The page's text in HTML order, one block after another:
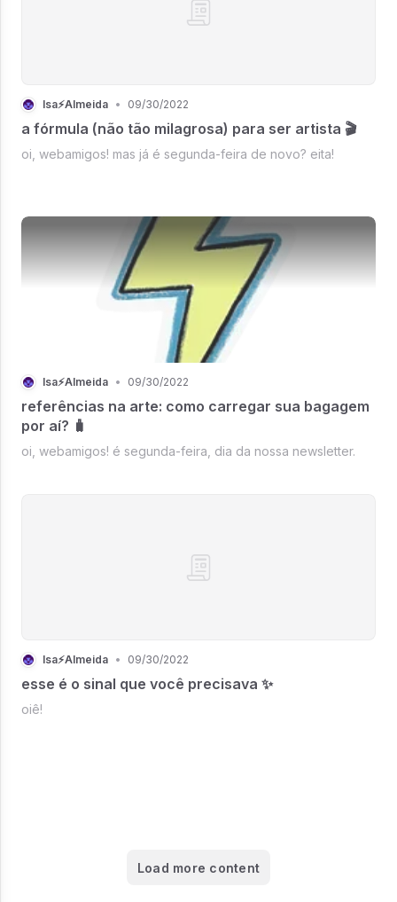
Isa⚡Almeida • 09/30/2022
a fórmula (não tão milagrosa) para ser artista 🎬
oi, webamigos! mas já é segunda-feira de novo? eita!
Isa⚡Almeida • 09/30/2022
referências na arte: como carregar sua bagagem
por aí? 🧳
oi, webamigos! é segunda-feira, dia da nossa newsletter.
Isa⚡Almeida • 09/30/2022
esse é o sinal que você precisava ✨
oiê!
Load more content